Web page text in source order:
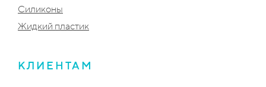
Силиконы
Жидкий пластик
КЛИЕНТАМ